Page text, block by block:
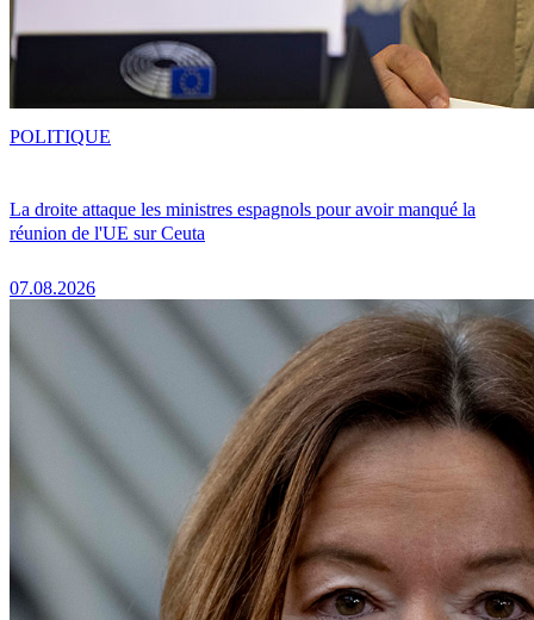
La droite attaque les ministres espagnols pour avoir manqué la
réunion de l'UE sur Ceuta
07.08.2026
POLITIQUE